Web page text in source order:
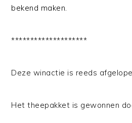
bekend maken.
********************
Deze winactie is reeds
Het theepakket is gewonnen